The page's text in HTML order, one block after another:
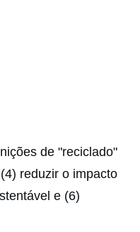
de "reciclado"
reduzir o impacto
e (6)